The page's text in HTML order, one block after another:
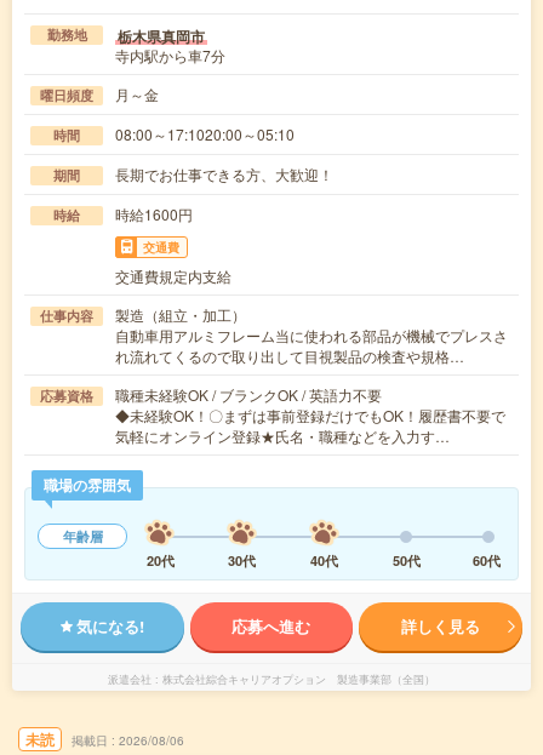
勤務地 栃木県真岡市
寺内駅から車7分
曜日頻度 月～金
時間 08:00～17:1020:00～05:10
期間 長期でお仕事できる方、大歓迎！
時給 時給1600円
交通費
交通費規定内支給
仕事内容
製造（組立・加工）
自動車用アルミフレーム当に使われる部品が機械でプレスさ
れ流れてくるので取り出して目視製品の検査や規格…
応募資格
職種未経験OK / ブランクOK / 英語力不要
◆未経験OK！〇まずは事前登録だけでもOK！履歴書不要で
気軽にオンライン登録★氏名・職種などを入力す…
職場の雰囲気
年齢層
20代
30代 40代 50代 60代
気になる! 応募へ進む 詳しく見る
派遣会社 株式会社綜合キャリアオプション 製造事業部（全国）
未読 掲載日 2026/08/06